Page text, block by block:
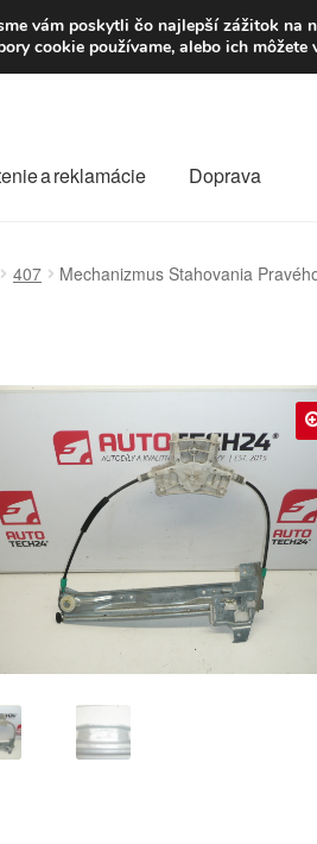
a reklamácie Doprava
407 Mechanizmus Stahovania
vám poskytli čo najlepší zážitok na
cookie používame, alebo ich môžete